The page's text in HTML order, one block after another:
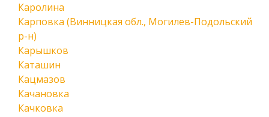
Каролина
Карповка (Винницкая обл., Могилев-Подольский
р-н)
Карышков
Каташин
Кацмазов
Качановка
Качковка